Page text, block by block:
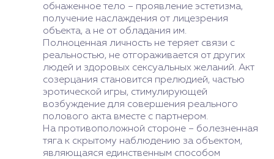
обнаженное тело – проявление эстетизма,
получение наслаждения от лицезрения
объекта, а не от обладания им.
Полноценная личность не теряет связи с
реальностью, не отгораживается от других
людей и здоровых сексуальных желаний. Акт
созерцания становится прелюдией, частью
эротической игры, стимулирующей
возбуждение для совершения реального
полового акта вместе с партнером.
На противоположной стороне – болезненная
тяга к скрытому наблюдению за объектом,
являющаяся единственным способом